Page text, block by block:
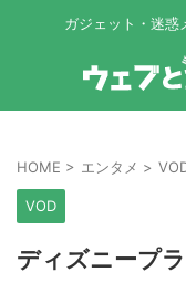
ガジェット・迷惑
HOME > エンタメ >
VOD
ディズニープ